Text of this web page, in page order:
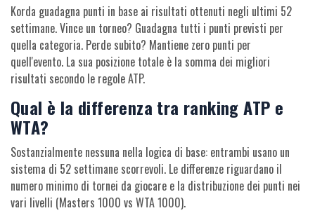
Korda guadagna punti in base ai risultati ottenuti negli ultimi 52
settimane. Vince un torneo? Guadagna tutti i punti previsti per
quella categoria. Perde subito? Mantiene zero punti per
quell'evento. La sua posizione totale è la somma dei migliori
risultati secondo le regole ATP.
Qual è la differenza tra ranking ATP e
WTA?
Sostanzialmente nessuna nella logica di base: entrambi usano un
sistema di 52 settimane scorrevoli. Le differenze riguardano il
numero minimo di tornei da giocare e la distribuzione dei punti nei
vari livelli (Masters 1000 vs WTA 1000).